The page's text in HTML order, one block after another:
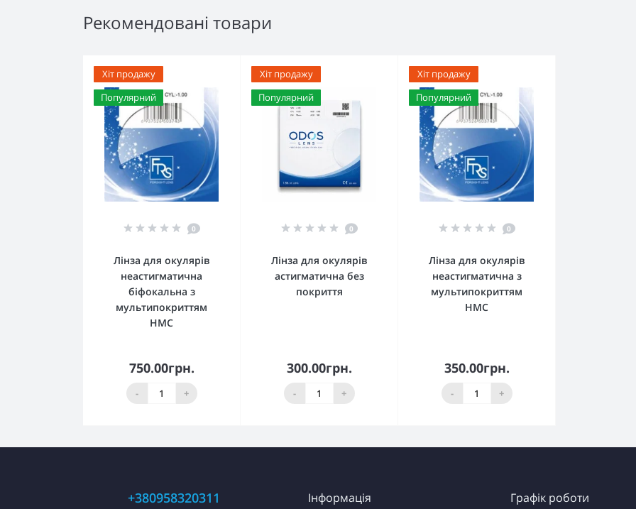
Рекомендовані товари
Хіт продажу
Популярний
0
Лінза для окулярів
неастигматична
біфокальна з
мультипокриттям
HMC
750.00грн.
- +
До кошика
Хіт продажу
Популярний
0
Лінза для окулярів
астигматична без
покриття
300.00грн.
- +
До кошика
Хіт продажу
Популярний
0
Лінза для окулярів
неастигматична з
мультипокриттям
HMC
350.00грн.
- +
До кошика
+380958320311 Інформація Графік роботи